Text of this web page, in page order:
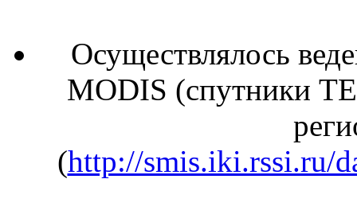
Осуществлялось
MODIS (спутники
(http://smis.iki.rssi.ru/